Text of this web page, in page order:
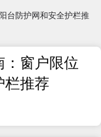
台防护网和安全护栏推
窗户限位
栏推荐